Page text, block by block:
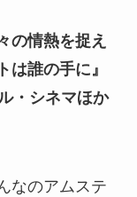
の情熱を捉え
は誰の手に』
・シネマほか
なのアムステ